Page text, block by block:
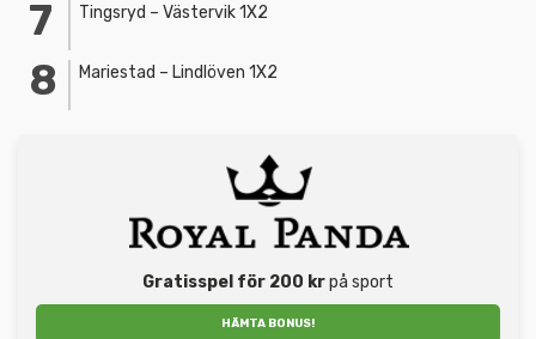
Tingsryd – Västervik 1X2
Mariestad – Lindlöven 1X2
Gratisspel för 200 krpå sport
HÄMTA BONUS!